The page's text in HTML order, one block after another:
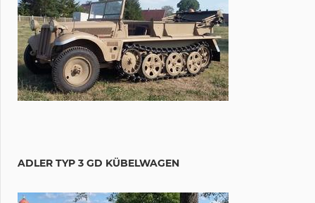
ADLER TYP 3 GD KÜBELWAGEN